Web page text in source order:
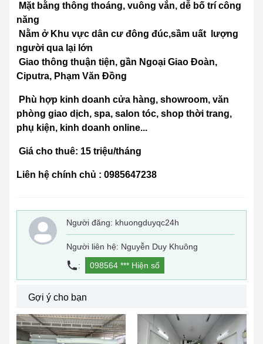
Mặt bằng thông thoáng, vuông vắn, dễ bố trí công
năng
Nằm ở Khu vực dân cư đông đúc,sầm uất lượng
người qua lại lớn
Giao thông thuận tiện, gần Ngoại Giao Đoàn,
Ciputra, Phạm Văn Đồng
Phù hợp kinh doanh cửa hàng, showroom, văn
phòng giao dịch, spa, salon tóc, shop thời trang,
phụ kiện, kinh doanh online...
Giá cho thuê: 15 triệu/tháng
Liên hệ chính chủ : 0985647238
Người đăng: khuongduyqc24h
Người liên hệ: Nguyễn Duy Khuông
:
098564 *** Hiện số
Gợi ý cho bạn